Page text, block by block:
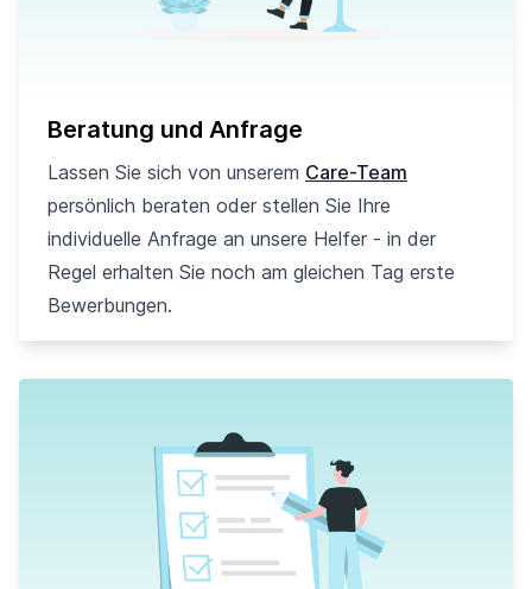
Beratung und Anfrage
Lassen Sie sich von unserem Care-Team
persönlich beraten oder stellen Sie Ihre
individuelle Anfrage an unsere Helfer - in der
Regel erhalten Sie noch am gleichen Tag erste
Bewerbungen.